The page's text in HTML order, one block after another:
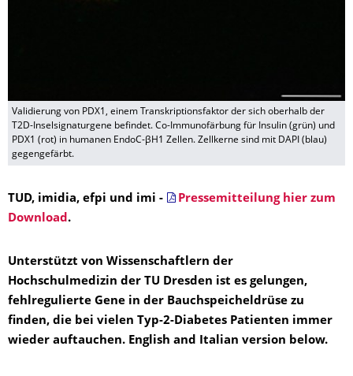
Validierung von PDX1, einem Transkriptionsfaktor der sich oberhalb der
T2D-Inselsignaturgene befindet. Co-Immunofärbung für Insulin (grün) und
PDX1 (rot) in humanen EndoC-βH1 Zellen. Zellkerne sind mit DAPI (blau)
gegengefärbt.
TUD, imidia, efpi und imi -
Pressemitteilung hier zum
Download.
Unterstützt von Wissenschaftlern der
Hochschulmedizin der TU Dresden ist es gelungen,
fehlregulierte Gene in der Bauchspeicheldrüse zu
finden, die bei vielen Typ-2-Diabetes Patienten immer
wieder auftauchen. English and Italian version below.